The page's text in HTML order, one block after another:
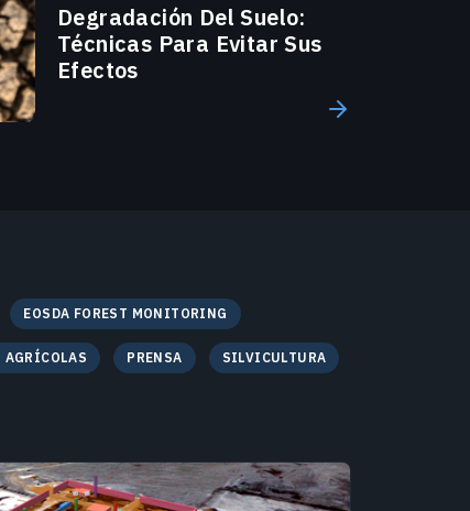
Degradación Del Suelo:
Técnicas Para Evitar Sus
Efectos
EOSDA FOREST MONITORING
AGRÍCOLAS PRENSA SILVICULTURA